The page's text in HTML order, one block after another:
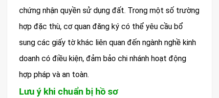
chứng nhận quyền sử dụng đất. Trong một số trường
hợp đặc thù, cơ quan đăng ký có thể yêu cầu bổ
sung các giấy tờ khác liên quan đến ngành nghề kinh
doanh có điều kiện, đảm bảo chi nhánh hoạt động
hợp pháp và an toàn.
Lưu ý khi chuẩn bị hồ sơ